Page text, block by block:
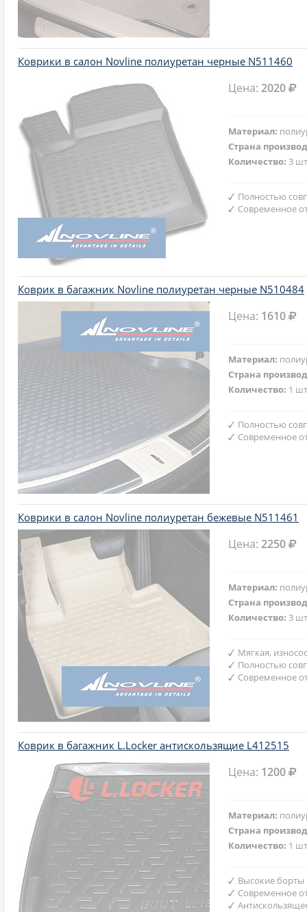
Коврики в салон Novline полиуретан черные N511460
Цена:2020
Материал:
Страна
Количество:3
Полностью
Современное
Коврик в багажник Novline полиуретан черные N510484
Цена: 1610
Материал:
Страна
Количество: 1
Полностью
Современное
Коврики в салон Novline полиуретан бежевые N511461
Цена:2250
Материал:
Страна
Количество:3
Мягкая,
Полностью
Современное
Коврик в багажник L.Locker антискользящие L412515
Цена: 1200
Материал:
Страна
Количество: 1
Высокие борты
Современное